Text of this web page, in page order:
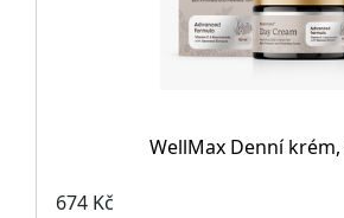
WellMax Denní krém,
674 Kč